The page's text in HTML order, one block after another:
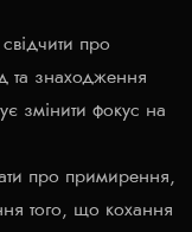
про
та знаходження
змінити фокус на
про примирення,
того, що кохання